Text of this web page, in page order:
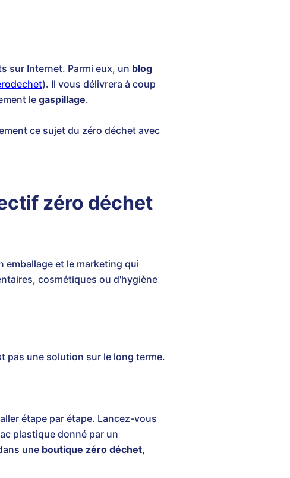
sur Internet. Parmi eux, un blog
). Il vous délivrera à coup
legaspillage.
ce sujet du zéro déchet avec
zéro déchet
et le marketing qui
cosmétiques ou d'hygiène
pas une solution sur le long terme.
étape par étape. Lancez-vous
plastique donné par un
une boutique zéro déchet,